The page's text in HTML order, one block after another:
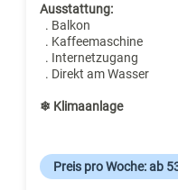
Ausstattung:
. Balkon
. Kaffeemaschine
. Internetzugang
. Direkt am Wasser
❄ Klimaanlage
Preis pro Woche: ab